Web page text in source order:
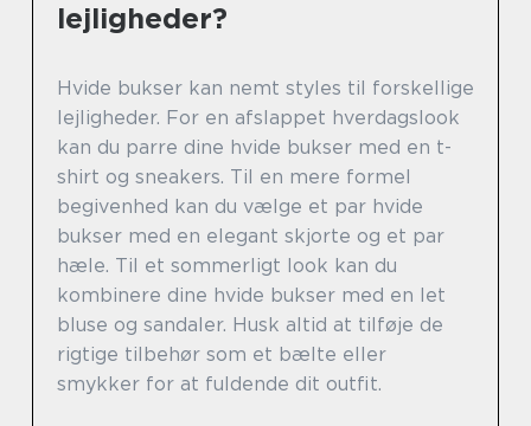
lejligheder?
Hvide bukser kan nemt styles til forskellige
lejligheder. For en afslappet hverdagslook
kan du parre dine hvide bukser med en t-
shirt og sneakers. Til en mere formel
begivenhed kan du vælge et par hvide
bukser med en elegant skjorte og et par
hæle. Til et sommerligt look kan du
kombinere dine hvide bukser med en let
bluse og sandaler. Husk altid at tilføje de
rigtige tilbehør som et bælte eller
smykker for at fuldende dit outfit.